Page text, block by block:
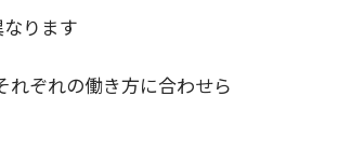
ります
ぞれの働き方に合わせら